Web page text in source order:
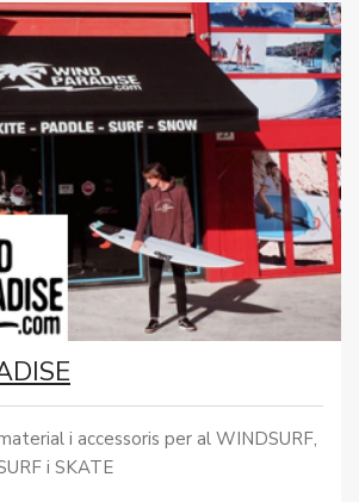
i accessoris per al WINDSURF,
i SKATE